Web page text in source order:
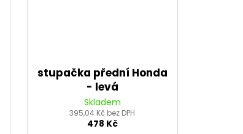
stupačka přední Honda
- levá
Skladem
395,04 Kč bez DPH
478 Kč